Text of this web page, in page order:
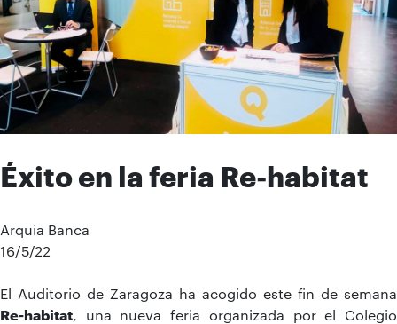
Éxito en la feria Re-habitat
Arquia Banca
16/5/22
El Auditorio de Zaragoza ha acogido este fin de semana
Re-habitat , una nueva feria organizada por el Colegio